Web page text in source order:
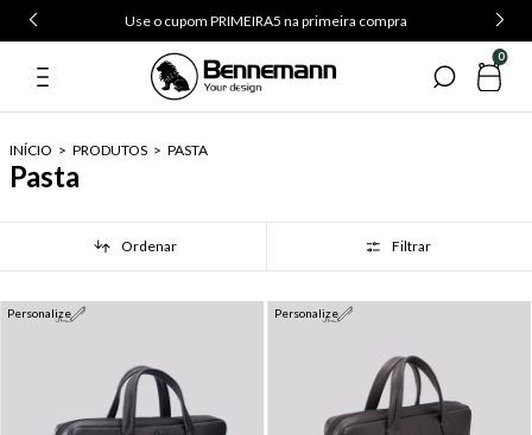
Use o cupom PRIMEIRA5 na primeira compra
0
INÍCIO > PRODUTOS > PASTA
Pasta
Ordenar Filtrar
Personalize Personalize